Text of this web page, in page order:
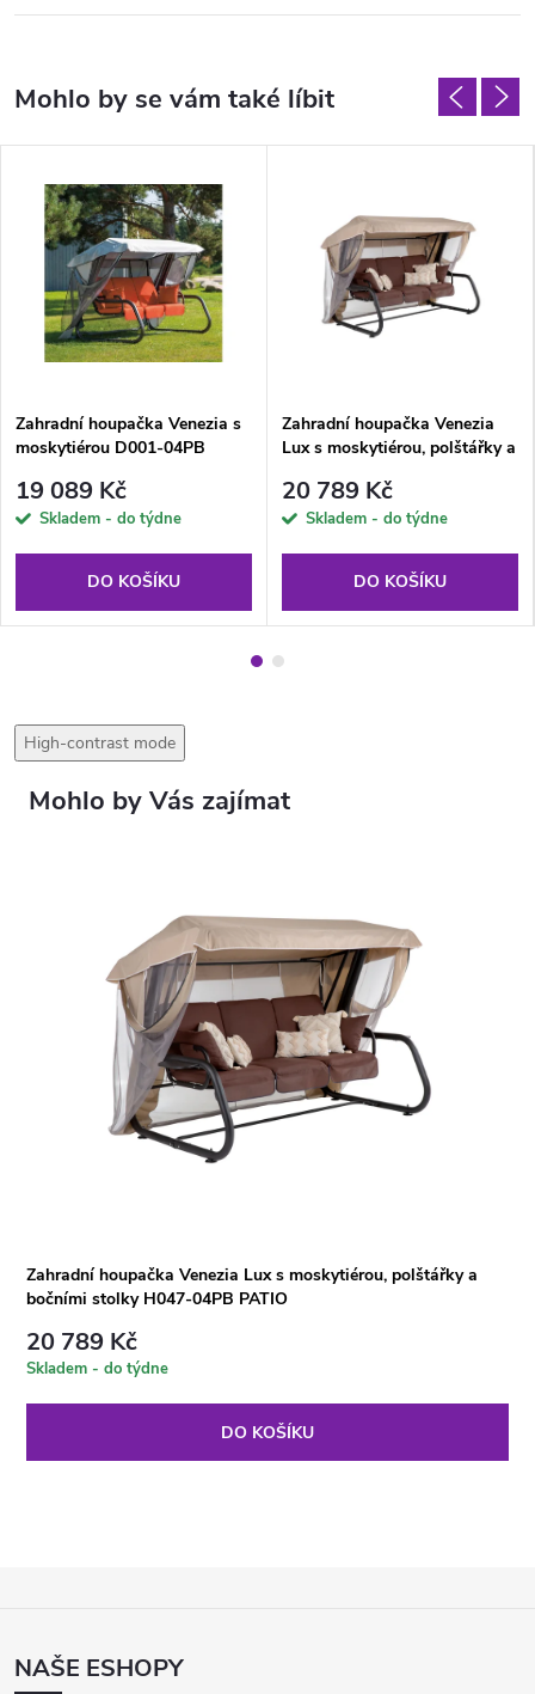
Zahradní houpačka Venezia s
moskytiérou D001-04PB
19 089 Kč
Skladem - do týdne
DO KOŠÍKU
Zahradní houpačka Venezia
Lux s moskytiérou, polštářky a
PATIO
20 789 Kč
Skladem - do týdne
DO KOŠÍKU
High-contrast mode
Zahradní houpačka Venezia Lux s moskytiérou, polštářky a
bočními stolky H047-04PB PATIO
20 789 Kč
Skladem - do týdne
DO KOŠÍKU
ANAŠE ESHOPY